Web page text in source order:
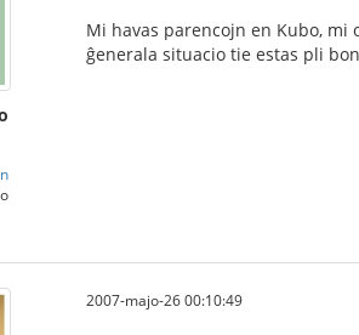
Mi havas parencojn en Kubo,
ĝenerala situacio tie estas pli
2007-majo-26 00:10:49